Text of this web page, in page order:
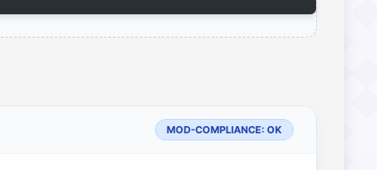
MOD-COMPLIANCE: OK